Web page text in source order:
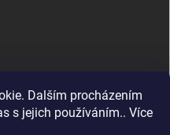
Dalším procházením
s jejich používáním.. Více
objednávek Ještě dnes,
odešleme. Od zítřka,
teplotám dočasně